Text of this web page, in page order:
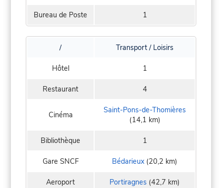
Bureau de Poste 1
/ Transport / Loisirs
Hôtel 1
Restaurant 4
Cinéma
Saint-Pons-de-Thomières
(14,1 km)
Bibliothèque 1
Gare SNCF Bédarieux (20,2 km)
Aeroport Portiragnes (42,7 km)